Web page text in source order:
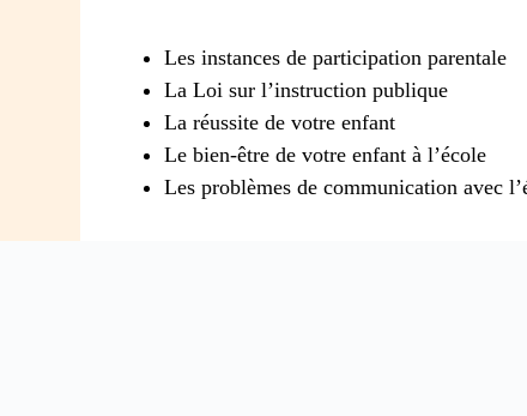
Les instances de participation parentale
La Loi sur l’instruction publique
La réussite de votre enfant
Le bien-être de votre enfant à l’école
Les problèmes de communication avec